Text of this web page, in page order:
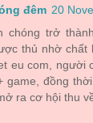
đêm 20
chóng trở
thủ nhờ
eu com, người
game, đồng
ra cơ hội thu